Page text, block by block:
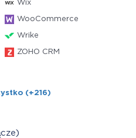
Wix
WooCommerce
Wrike
ZOHO CRM
(+216)